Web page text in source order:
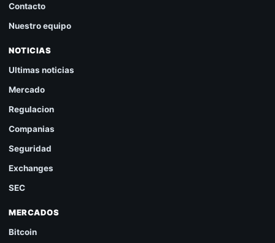
Contacto
Nuestro equipo
NOTICIAS
Ultimas noticias
Mercado
Regulacion
Companias
Seguridad
Exchanges
SEC
MERCADOS
Bitcoin